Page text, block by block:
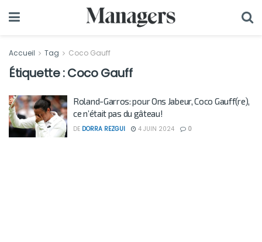
Accueil Tag Coco Gauff
Étiquette :Coco Gauff
Roland-Garros: pour Ons Jabeur, Coco Gauff(re),
ce n’était pas du gâteau!
DE DORRA REZGUI 4 JUIN 2024 0